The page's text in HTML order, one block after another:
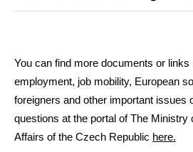
You can find more documents or links
employment, job mobility, European
foreigners and other important issues
questions at the portal of The Ministry
Affairs of the Czech Republic here.